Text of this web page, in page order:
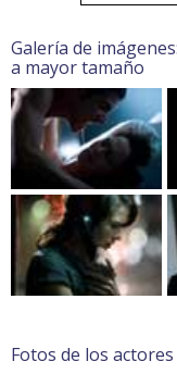
Galería de
a mayor tamaño
Fotos de los